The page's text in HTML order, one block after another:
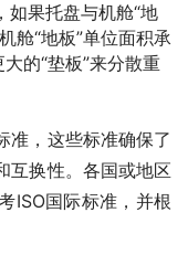
如果托盘与机舱“地
舱“地板”单位面积承
的“垫板”来分散重
准，这些标准确保了
互换性。各国或地区
ISO国际标准，并根